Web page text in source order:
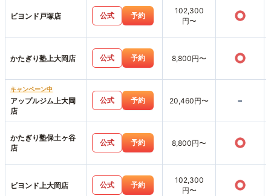
ビヨンド戸塚店 公式 予約
102,300
円〜
○
かたぎり塾上大岡店 公式 予約 8,800円〜 ○
キャンペーン中
アップルジム上大岡
店
公式 予約 20,460円〜 -
かたぎり塾保土ヶ谷
店
公式 予約 8,800円〜 ○
ビヨンド上大岡店 公式 予約
102,300
円〜
○